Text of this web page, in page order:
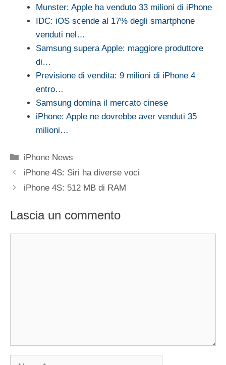
Munster: Apple ha venduto 33 milioni di iPhone
IDC: iOS scende al 17% degli smartphone
venduti nel…
Samsung supera Apple: maggiore produttore
di…
Previsione di vendita: 9 milioni di iPhone 4
entro…
Samsung domina il mercato cinese
iPhone: Apple ne dovrebbe aver venduti 35
milioni…
Categorie
iPhone News
iPhone 4S: Siri ha diverse voci
iPhone 4S: 512 MB di RAM
Lascia un commento
Nome